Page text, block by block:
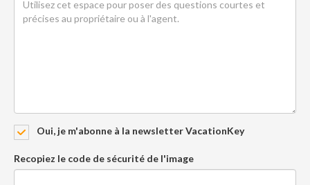
Oui, je m'abonne à la newsletter VacationKey
Recopiez le code de sécurité de l'image